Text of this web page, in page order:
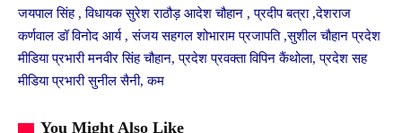
जयपाल सिंह , विधायक सुरेश राठौड़ आदेश चौहान , प्रदीप बत्रा ,देशराज
कर्णवाल डॉ विनोद आर्य , संजय सहगल शोभाराम प्रजापति ,सुशील चौहान प्रदेश
मीडिया प्रभारी मनवीर सिंह चौहान, प्रदेश प्रवक्ता विपिन कैंथोला, प्रदेश सह
मीडिया प्रभारी सुनील सैनी, कम
You Might Also Like